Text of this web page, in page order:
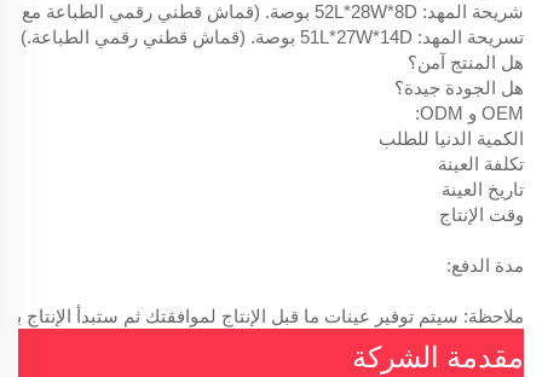
شريحة المهد: 52L*28W*8D بوصة. (قماش قطني رقمي الطباعة مع مطاط.)
تسريحة المهد: 51L*27W*14D بوصة. (قماش قطني رقمي الطباعة.)
هل المنتج آمن؟
هل الجودة جيدة؟
OEM و ODM:
الكمية الدنيا للطلب
تكلفة العينة
تاريخ العينة
وقت الإنتاج
مدة الدفع:
ملاحظة: سيتم توفير عينات ما قبل الإنتاج لموافقتك ثم ستبدأ الإنتاج
مقدمة الشركة